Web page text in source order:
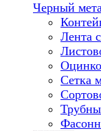
Черный
Лента
Сетка